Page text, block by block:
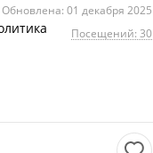
Обновлена: 01 декабря 2025
Посещений: 30